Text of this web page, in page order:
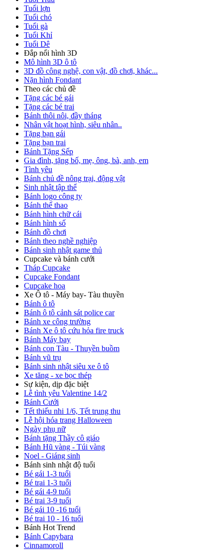
Tuổi lợn
Tuổi chó
Tuổi gà
Tuổi Khỉ
Tuổi Dê
Đắp nổi hình 3D
Mô hình 3D ô tô
3D đồ công nghệ, con vật, đồ chơi, khác...
Nặn hình Fondant
Theo các chủ đề
Tặng các bé gái
Tặng các bé trai
Bánh thôi nôi, đầy tháng
Nhân vật hoạt hình, siêu nhân..
Tặng bạn gái
Tặng bạn trai
Bánh Tặng Sếp
Gia đình, tặng bố, mẹ, ông, bà, anh, em
Tình yêu
Bánh chủ đề nông trại, động vật
Sinh nhật tập thể
Bánh logo công ty
Bánh thể thao
Bánh hình chữ cái
Bánh hình số
Bánh đồ chơi
Bánh theo nghề nghiệp
Bánh sinh nhật game thủ
Cupcake và bánh cưới
Tháp Cupcake
Cupcake Fondant
Cupcake hoa
Xe Ô tô - Máy bay- Tàu thuyền
Bánh ô tô
Bánh ô tô cảnh sát police car
Bánh xe công trường
Bánh Xe ô tô cứu hỏa fire truck
Bánh Máy bay
Bánh con Tàu - Thuyền buồm
Bánh vũ trụ
Bánh sinh nhật siêu xe ô tô
Xe tăng - xe bọc thép
Sự kiện, dịp đặc biệt
Lễ tình yêu Valentine 14/2
Bánh Cưới
Tết thiếu nhi 1/6, Tết trung thu
Lễ hội hóa trang Halloween
Ngày phụ nữ
Bánh tặng Thầy cô giáo
Bánh Hũ vàng - Túi vàng
Noel - Giáng sinh
Bánh sinh nhật độ tuổi
Bé gái 1-3 tuổi
Bé trai 1-3 tuổi
Bé gái 4-9 tuổi
Bé trai 3-9 tuổi
Bé gái 10 -16 tuổi
Bé trai 10 - 16 tuổi
Bánh Hot Trend
Bánh Capybara
Cinnamoroll